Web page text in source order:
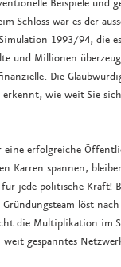
Beispiele und
Schloss war es der
1993/94, die
und Millionen
Die
wie weit Sie
eine erfolgreiche
Karren spannen,
jede politische Kraft!
Gründungsteam löst
die Multiplikation im
gespanntes